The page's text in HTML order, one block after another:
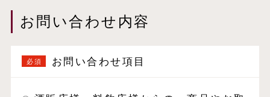
お問い合わせ内容
お問い合わせ項目